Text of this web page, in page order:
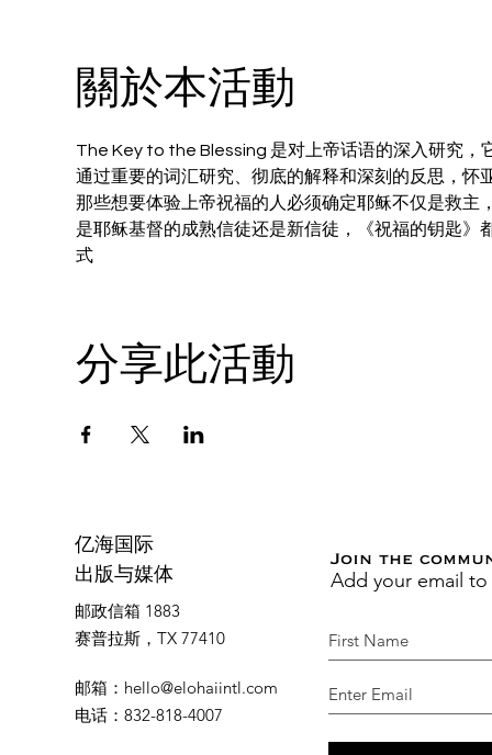
關於本活動
The Key to the Blessing 是对上帝话语的深入研究，
通过重要的词汇研究、彻底的解释和深刻的反思，
那些想要体验上帝祝福的人必须确定耶稣不仅是救
是耶稣基督的成熟信徒还是新信徒，《祝福的钥匙
式
分享此活動
亿海国际
出版与媒体
邮政信箱 1883
赛普拉斯，TX 77410
邮箱 ： hello@elohaiintl.com
电话 ：832-818-4007
Join the
Add your email